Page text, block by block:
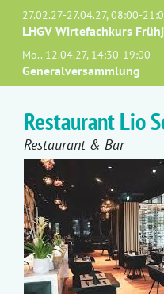
27.02.27-27.04.27, 08:00-
LHGV Wirtefachkurs
Mo.. 12.04.27, 14:30-19:00
Generalversammlung
Restaurant Lio
Restaurant & Bar